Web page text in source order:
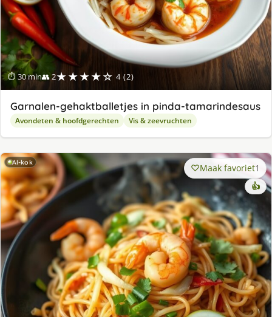
⏱ 30 min👥 2★★★★☆ 4 (2)
Garnalen-gehaktballetjes in pinda-tamarindesaus
Avondeten & hoofdgerechten Vis & zeevruchten
AI-kok Maak favoriet1
👍